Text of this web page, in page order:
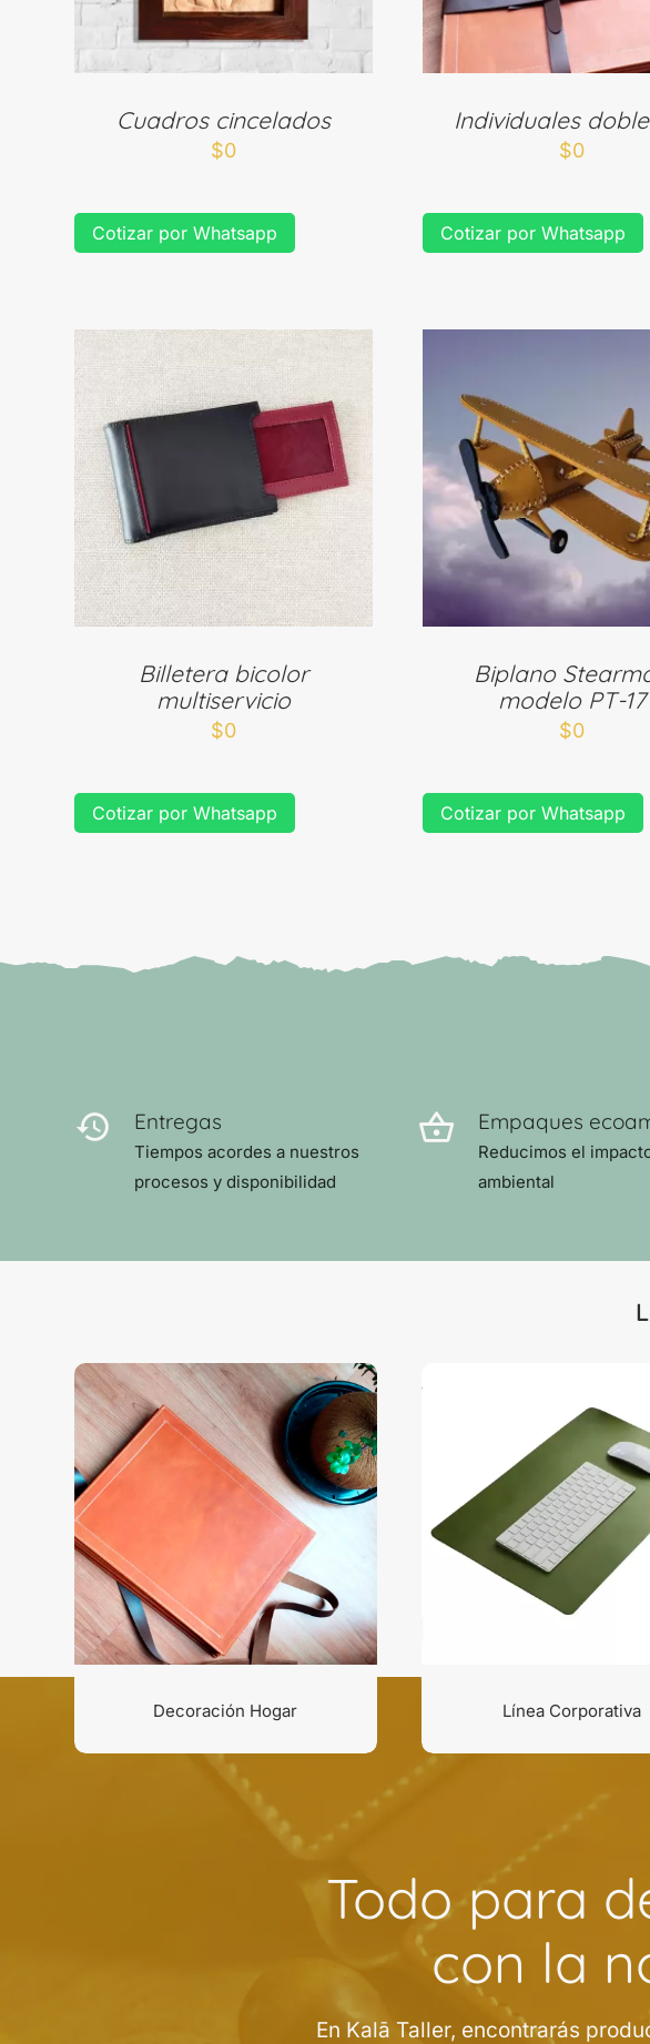
Cuadros cincelados
$0
Cotizar por Whatsapp
Individuales
$0
Cotizar por Whatsapp
Billetera bicolor
multiservicio
$0
Cotizar por Whatsapp
Biplano
modelo PT-17
$0
Cotizar por Whatsapp
Entregas
Tiempos acordes a nuestros
procesos y disponibilidad
Empaques
Reducimos el
ambiental
Decoración Hogar Línea Corporativa
Todo para
con la
En Kalā Taller, encontrarás